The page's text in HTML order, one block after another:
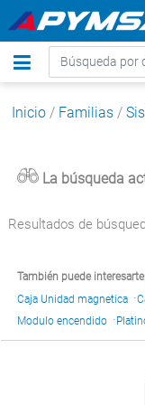
Inicio / Familias /
La búsqueda
Resultados de
También puede interesarte:
Caja Unidad magnetica ·
Modulo encendido ·